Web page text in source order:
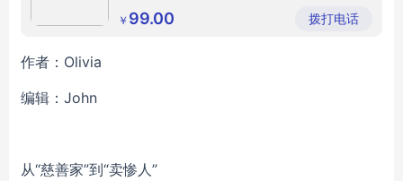
三维立体图
技有限公
司
￥ 99.00 拨打电话
作者：Olivia
编辑：John
从“慈善家”到“卖惨人”